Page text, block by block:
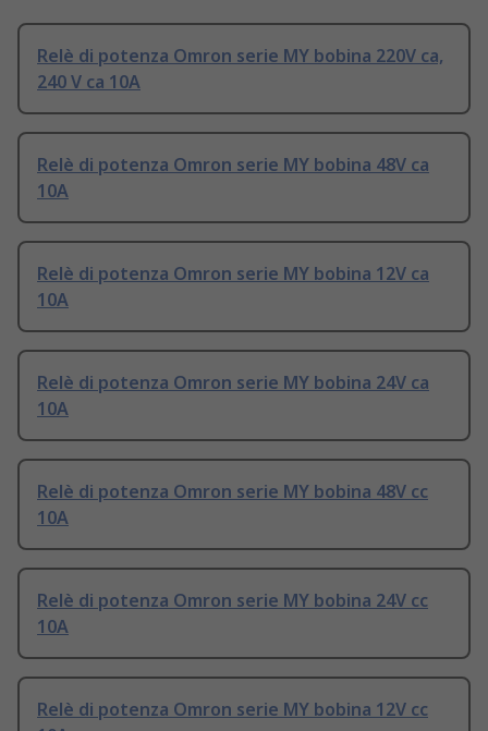
Relè di potenza Omron serie MY bobina 220V ca,
240 V ca 10A
Relè di potenza Omron serie MY bobina 48V ca
10A
Relè di potenza Omron serie MY bobina 12V ca
10A
Relè di potenza Omron serie MY bobina 24V ca
10A
Relè di potenza Omron serie MY bobina 48V cc
10A
Relè di potenza Omron serie MY bobina 24V cc
10A
Relè di potenza Omron serie MY bobina 12V cc